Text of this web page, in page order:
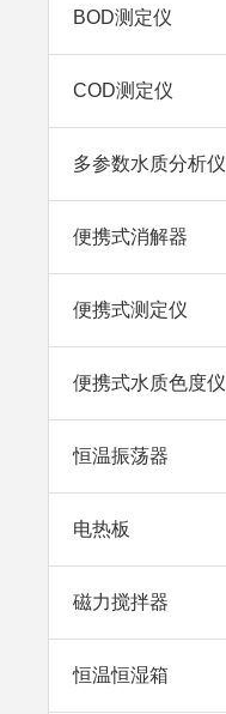
BOD测定仪
COD测定仪
多参数水质分析仪
便携式消解器
便携式测定仪
便携式水质色度仪
恒温振荡器
电热板
磁力搅拌器
恒温恒湿箱